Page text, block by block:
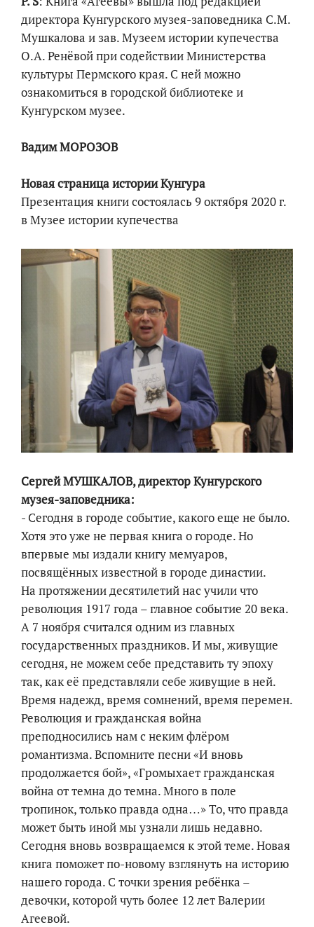
директора Кунгурского музея-заповедника С.М.
Мушкалова и зав. Музеем истории купечества
О.А. Ренёвой при содействии Министерства
культуры Пермского края. С ней можно
ознакомиться в городской библиотеке и
Кунгурском музее.
Вадим МОРОЗОВ
Новая страница истории Кунгура
Презентация книги состоялась 9 октября 2020 г.
в Музее истории купечества
Сергей МУШКАЛОВ, директор Кунгурского
музея-заповедника:
- Сегодня в городе событие, какого еще не было.
Хотя это уже не первая книга о городе. Но
впервые мы издали книгу мемуаров,
посвящённых известной в городе династии.
На протяжении десятилетий нас учили что
революция 1917 года – главное событие 20 века.
А 7 ноября считался одним из главных
государственных праздников. И мы, живущие
сегодня, не можем себе представить ту эпоху
так, как её представляли себе живущие в ней.
Время надежд, время сомнений, время перемен.
Революция и гражданская война
преподносились нам с неким флёром
романтизма. Вспомните песни «И вновь
продолжается бой», «Громыхает гражданская
война от темна до темна. Много в поле
тропинок, только правда одна…» То, что правда
может быть иной мы узнали лишь недавно.
Сегодня вновь возвращаемся к этой теме. Новая
книга поможет по-новому взглянуть на историю
нашего города. С точки зрения ребёнка –
девочки, которой чуть более 12 лет Валерии
Агеевой.